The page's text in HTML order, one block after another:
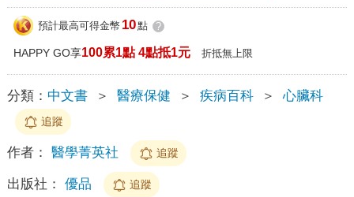
預計最高可得金幣 10點 ?
HAPPY GO享100累1點 4點抵1元 折抵無上限
分類： 中文書 ＞ 醫療保健 ＞ 疾病百科 ＞ 心臟科
追蹤
作者： 醫學菁英社 追蹤
出版社： 優品 追蹤